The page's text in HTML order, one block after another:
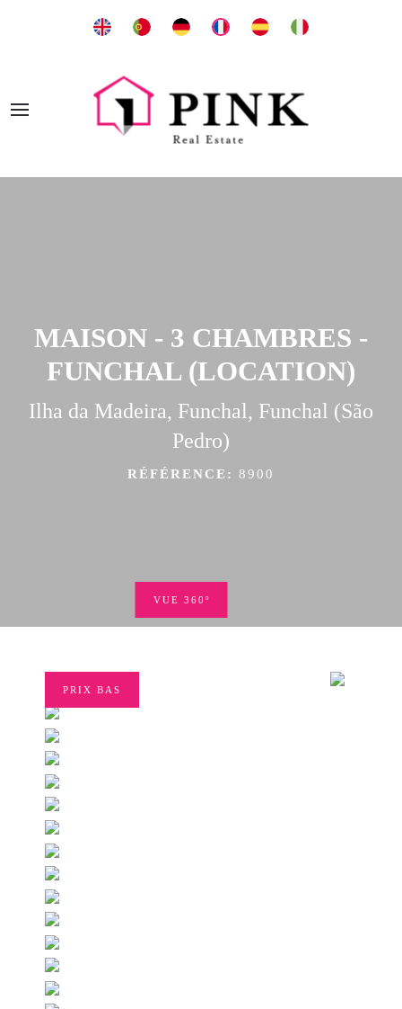
MAISON - 3 CHAMBRES -
FUNCHAL (LOCATION)
Ilha da Madeira, Funchal, Funchal (São
Pedro)
RÉFÉRENCE: 8900
VUE 360º
PRIX BAS